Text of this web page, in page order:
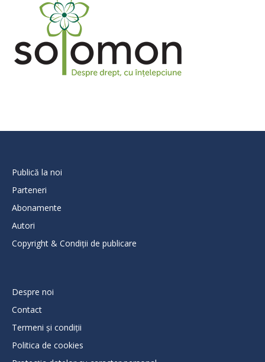
Publică la noi
Parteneri
Abonamente
Autori
Copyright & Condiții de publicare
Despre noi
Contact
Termeni și condiții
Politica de cookies